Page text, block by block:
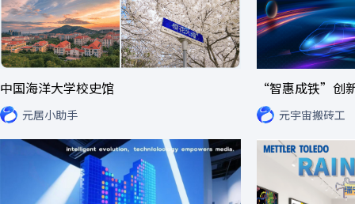
中国海洋大学校史馆
元居小助手
“智惠成铁”创
元宇宙搬砖工